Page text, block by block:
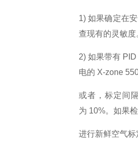
1)如果确定在
查现有的灵敏度
2)如果带有
电的 X-zone
或者，标定间
为 10%。如果
进行新鲜空气标